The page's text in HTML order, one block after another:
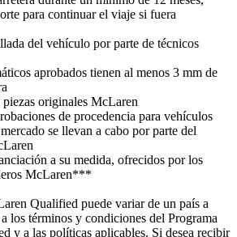
para continuar el viaje si fuera
del vehículo por parte de técnicos
aprobados tienen al menos 3 mm de
piezas originales McLaren
de procedencia para vehículos
se llevan a cabo por parte del
a su medida, ofrecidos por los
McLaren***
Qualified puede variar de un país a
los términos y condiciones del Programa
y a las políticas aplicables. Si desea recibir